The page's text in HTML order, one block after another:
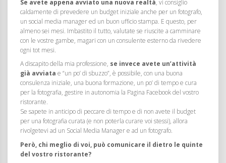
Se avete appena avviato una nuova realtà, vi consiglio
caldamente di prevedere un budget iniziale anche per un fotografo,
un social media manager ed un buon ufficio stampa. E questo, per
almeno sei mesi. Imbastito il tutto, valutate se riuscite a camminare
con le vostre gambe, magari con un consulente esterno da rivedere
ogni tot mesi.
A discapito della mia professione, se invece avete un’attività
già avviata e “un po’ di sbuzzo”, è possibile, con una buona
consulenza iniziale, una buona formazione, un po’ di tempo e cura
per la fotografia, gestire in autonomia la Pagina Facebook del vostro
ristorante.
Se sapete in anticipo di peccare di tempo e di non avete il budget
per una fotografia curata (e non poterla curare voi stessi), allora
rivolgetevi ad un Social Media Manager e ad un fotografo.
Però, chi meglio di voi, può comunicare il dietro le quinte
del vostro ristorante?